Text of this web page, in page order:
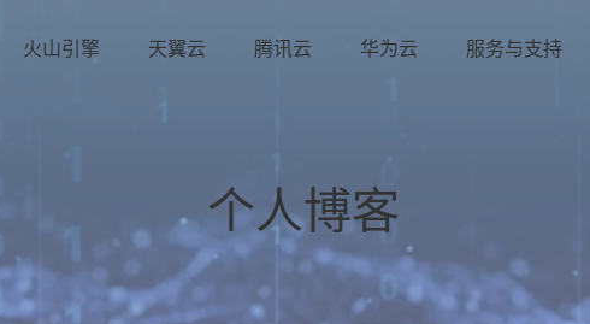
火山引擎 天翼云 腾讯云 华为云 服务与支持
个人博客